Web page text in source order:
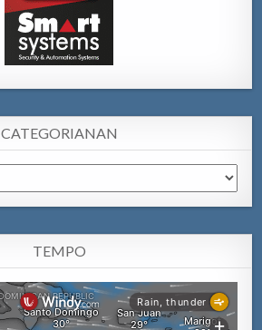
CATEGORIANAN
TEMPO